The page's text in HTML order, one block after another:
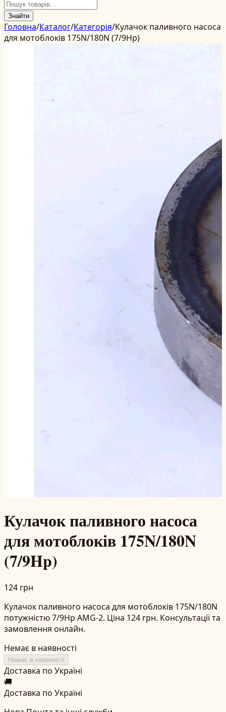
Знайти
Головна/Каталог/Категорія/Кулачок паливного насоса
для мотоблоків 175N/180N (7/9Hp)
Кулачок паливного насоса
для мотоблоків 175N/180N
(7/9Hp)
124 грн
Кулачок паливного насоса для мотоблоків 175N/180N
потужністю 7/9Hp AMG-2. Ціна 124 грн. Консультації та
замовлення онлайн.
Немає в наявності
Немає в наявності
Доставка по Україні
🚚
Доставка по Україні